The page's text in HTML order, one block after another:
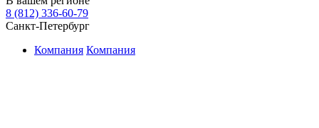
8 (812) 336-60-79
Санкт-Петербург
Компания Компания